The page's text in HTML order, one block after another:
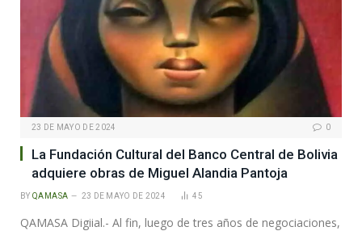
23 DE MAYO DE 2024 0
La Fundación Cultural del Banco Central de Bolivia
adquiere obras de Miguel Alandia Pantoja
BY QAMASA 23 DE MAYO DE 2024 45
QAMASA Digiial.- Al fin, luego de tres años de negociaciones,